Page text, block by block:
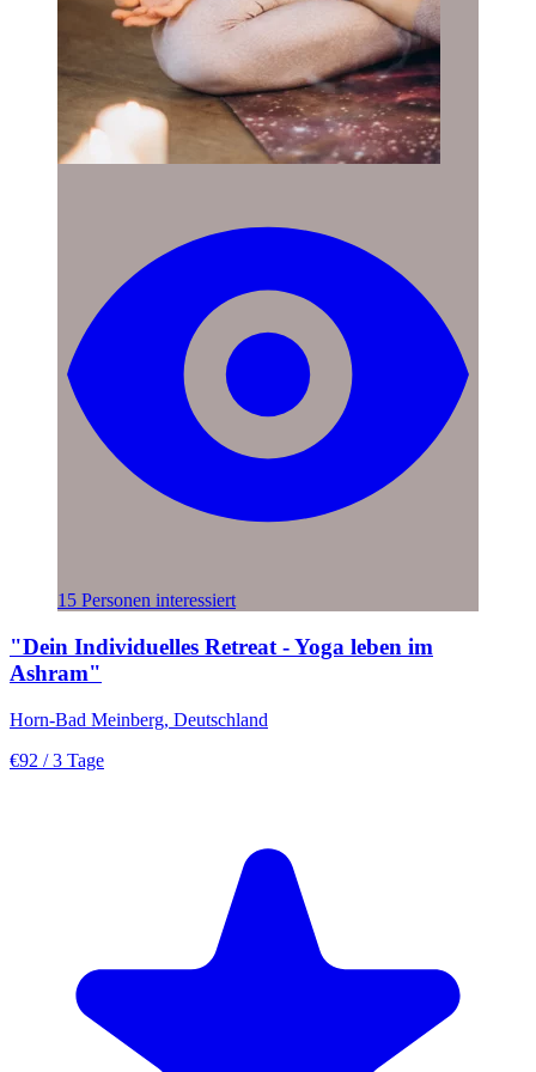
15 Personen interessiert
"Dein Individuelles Retreat - Yoga leben im
Ashram"
Horn-Bad Meinberg, Deutschland
€92 / 3 Tage